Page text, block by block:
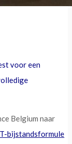
voor een
Belgium naar
bijstandsformule